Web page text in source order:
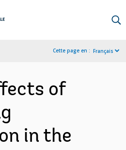
Cette page en : Français
of
in the